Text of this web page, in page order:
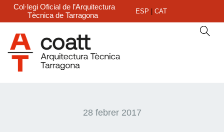
Col·legi Oficial de l’Arquitectura
Tècnica de Tarragona
ESP CAT
28 febrer 2017